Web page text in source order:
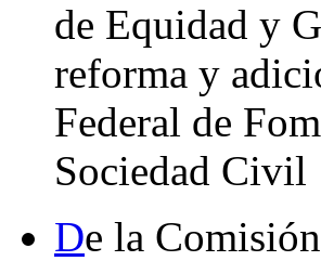
de Equidad y
reforma y
Federal de
Sociedad Civil
De la